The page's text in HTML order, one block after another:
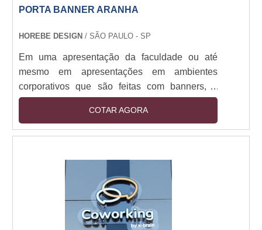
PORTA BANNER ARANHA
HOREBE DESIGN / SÃO PAULO - SP
Em uma apresentação da faculdade ou até
mesmo em apresentações em ambientes
corporativos que são feitas com banners, é
muito importante que algum adereço o segure
para que a pessoa responsável pela
apresentação consiga ficar livre para interagir
desenvolvidos equipamentos para ajudar nessa
tarefa. São chamados de porta banners. O porta
banner aranha é um tipo de tripé muito fácil de
ser montado e tran....
COTAR AGORA